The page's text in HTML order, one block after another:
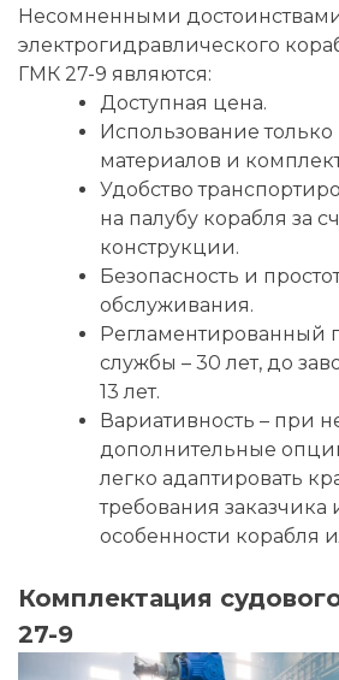
Несомненными
электрогидравлического
ГМК 27-9 являются:
Доступная цена.
Использование
материалов и
Удобство
на палубу корабля за
конструкции.
Безопасность и
обслуживания.
Регламентированный
службы – 30 лет, до
13 лет.
Вариативность – при
дополнительные
легко адаптировать
требования заказчика
особенности корабля
Комплектация
27-9